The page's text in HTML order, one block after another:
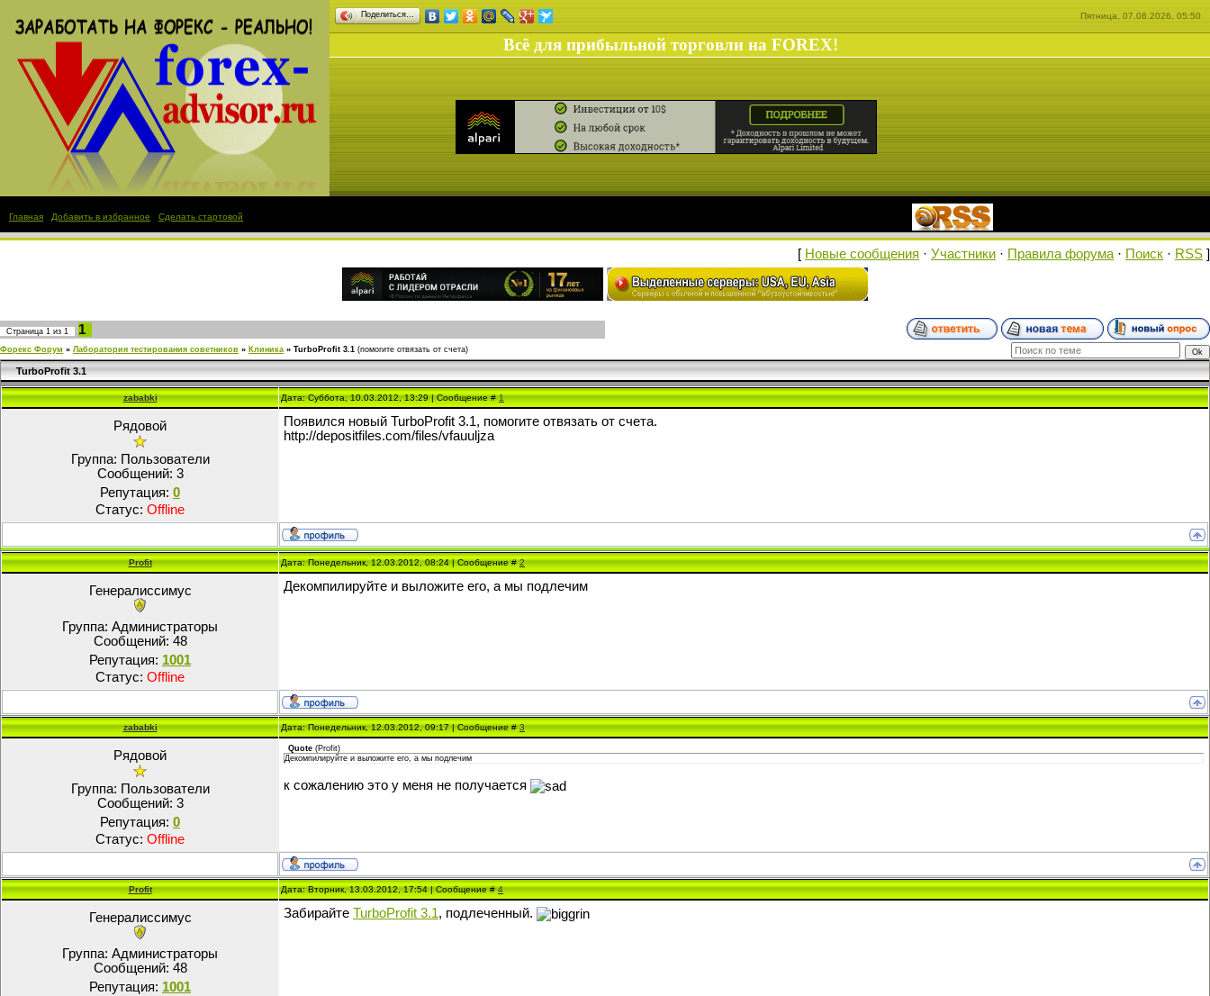
Поделиться… Пятница, 07.08.2026, 05:50
Всё для прибыльной торговли на FOREX!
Главная Добавить в избранное Сделать стартовой
[ Новые сообщения · Участники · Правила форума · Поиск · RSS ]
Страница 1 из 1 1
Форекс Форум » Лаборатория тестирования советников » Клиника » TurboProfit 3.1 (помогите отвязать от счета)
TurboProfit 3.1
zababki Дата: Суббота, 10.03.2012, 13:29 | Сообщение #1
Рядовой
Группа: Пользователи
Сообщений: 3
Репутация: 0
Статус: Offline
Появился новый TurboProfit 3.1, помогите отвязать от счета.
http://depositfiles.com/files/vfauuljza
Profit Дата: Понедельник, 12.03.2012, 08:24 | Сообщение #2
Генералиссимус
Группа: Администраторы
Сообщений: 48
Репутация: 1001
Статус: Offline
Декомпилируйте и выложите его, а мы подлечим
zababki Дата: Понедельник, 12.03.2012, 09:17 | Сообщение #3
Рядовой
Группа: Пользователи
Сообщений: 3
Репутация: 0
Статус: Offline
Quote (Profit)
Декомпилируйте и выложите его, а мы подлечим
к сожалению это у меня не получается
Profit Дата: Вторник, 13.03.2012, 17:54 | Сообщение #4
Генералиссимус
Группа: Администраторы
Сообщений: 48
Репутация: 1001
Забирайте TurboProfit 3.1, подлеченный.